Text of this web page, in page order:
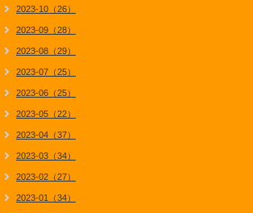
2023-10（26）
2023-09（28）
2023-08（29）
2023-07（25）
2023-06（25）
2023-05（22）
2023-04（37）
2023-03（34）
2023-02（27）
2023-01（34）